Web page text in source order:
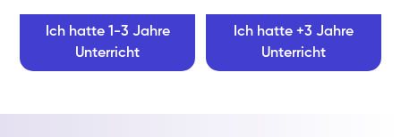
Ich hatte 1-3 Jahre
Unterricht
Ich hatte +3 Jahre
Unterricht